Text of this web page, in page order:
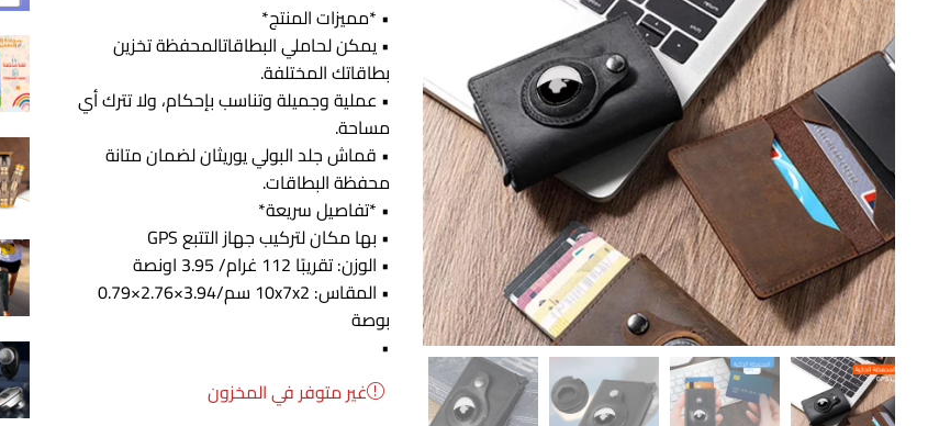
• *مميزات المنتج*
• يمكن لحاملي البطاقاتالمحفظة تخزين
بطاقاتك المختلفة.
• عملية وجميلة وتناسب بإحكام، ولا تترك أي
مساحة.
• قماش جلد البولي يوريثان لضمان متانة
محفظة البطاقات.
• *تفاصيل سريعة*
• بها مكان لتركيب جهاز التتبع GPS
• الوزن: تقريبًا 112 غرام/ 3.95 اونصة
• المقاس: 10x7x2 سم/3.94×2.76×0.79
بوصة
•
غير متوفر في المخزون